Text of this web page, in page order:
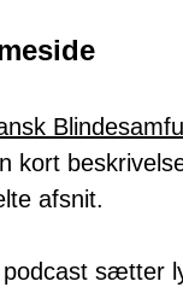
kort
afsnit.
sætter